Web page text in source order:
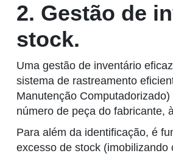
2. Gestão de
stock.
Uma gestão de inventário
sistema de rastreamento
Manutenção
número de peça do fabricante,
Para além da identificação, é
excesso de stock